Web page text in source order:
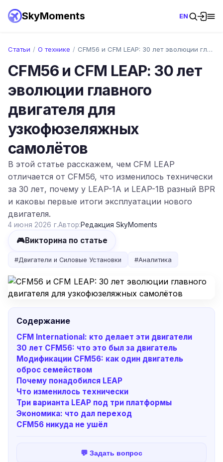
SkyMoments EN
Статьи / О технике / CFM56 и CFM LEAP: 30 лет эволюции главно…
CFM56 и CFM LEAP: 30 лет
эволюции главного
двигателя для
узкофюзеляжных
самолётов
В этой статье расскажем, чем CFM LEAP
отличается от CFM56, что изменилось технически
за 30 лет, почему у LEAP-1A и LEAP-1B разный BPR
и каковы первые итоги эксплуатации нового
двигателя.
4 июня 2026 г.Автор:Редакция SkyMoments
🎮Викторина по статье
#Двигатели и Силовые Установки #Аналитика
Содержание
CFM International: кто делает эти двигатели
30 лет CFM56: что это был за двигатель
Модификации CFM56: как один двигатель
оброс семейством
Почему понадобился LEAP
Что изменилось технически
Три варианта LEAP под три платформы
Экономика: что дал переход
CFM56 никуда не ушёл
💬 Задать вопрос